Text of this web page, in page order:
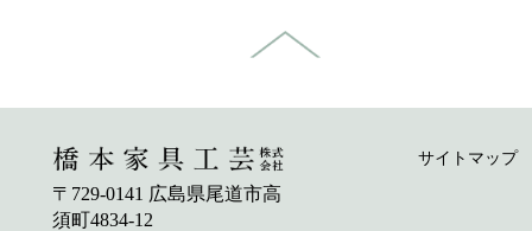
〒729-0141 広島県尾道市高
須町4834-12
サイトマップ